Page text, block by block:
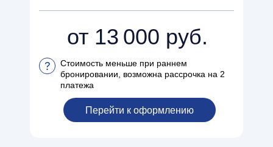
Перейти к оформлению
Стоимость меньше при раннем
бронировании, возможна рассрочка на 2
платежа
от 13 000 руб.